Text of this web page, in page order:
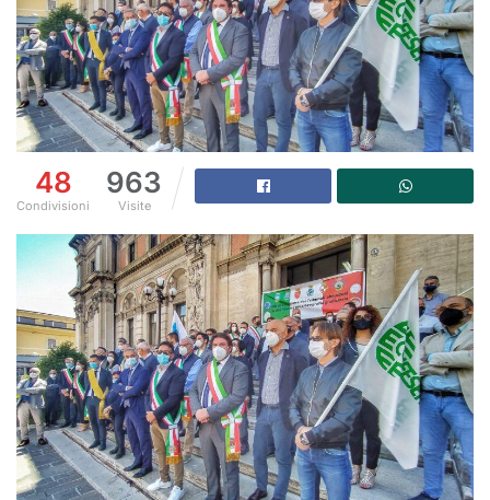
48
Condivisioni
963
Visite